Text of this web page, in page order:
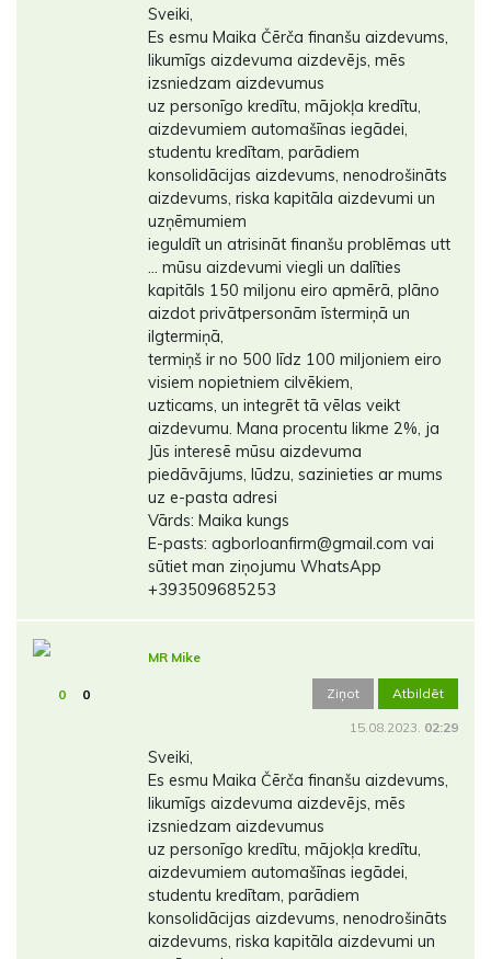
Sveiki,
Es esmu Maika Čērča finanšu aizdevums,
likumīgs aizdevuma aizdevējs, mēs
izsniedzam aizdevumus
uz personīgo kredītu, mājokļa kredītu,
aizdevumiem automašīnas iegādei,
studentu kredītam, parādiem
konsolidācijas aizdevums, nenodrošināts
aizdevums, riska kapitāla aizdevumi un
uzņēmumiem
ieguldīt un atrisināt finanšu problēmas utt
... mūsu aizdevumi viegli un dalīties
kapitāls 150 miljonu eiro apmērā, plāno
aizdot privātpersonām īstermiņā un
ilgtermiņā,
termiņš ir no 500 līdz 100 miljoniem eiro
visiem nopietniem cilvēkiem,
uzticams, un integrēt tā vēlas veikt
aizdevumu. Mana procentu likme 2%, ja
Jūs interesē mūsu aizdevuma
piedāvājums, lūdzu, sazinieties ar mums
uz e-pasta adresi
Vārds: Maika kungs
E-pasts: agborloanfirm@gmail.com vai
sūtiet man ziņojumu WhatsApp
+393509685253
0 0
MR Mike
Ziņot Atbildēt
15.08.2023. 02:29
Sveiki,
Es esmu Maika Čērča finanšu aizdevums,
likumīgs aizdevuma aizdevējs, mēs
izsniedzam aizdevumus
uz personīgo kredītu, mājokļa kredītu,
aizdevumiem automašīnas iegādei,
studentu kredītam, parādiem
konsolidācijas aizdevums, nenodrošināts
aizdevums, riska kapitāla aizdevumi un